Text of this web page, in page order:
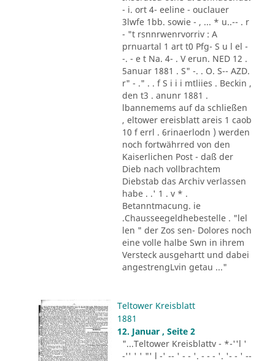
- i. ort 4- eeline - ouclauer
3lwfe 1bb. sowie - , ... * u..-- . r
- "t rsnnrwenrvorriv : A
prnuartal 1 art t0 Pfg- S u l el -
-. - e t Na. 4- . V erun. NED 12 .
5anuar 1881 . S" -. . O. S-- AZD.
r" - ." . . f S i i i mtliies . Beckin ,
den t3 . anunr 1881 .
lbannemems auf da schließen
, eltower ereisblatt areis 1 caob
10 f errl . 6rinaerlodn ) werden
noch fortwährred von den
Kaiserlichen Post - daß der
Dieb nach vollbrachtem
Diebstab das Archiv verlassen
habe . .' 1 . v * .
Betanntmacung. ie
.Chausseegeldhebestelle . "lel
len " der Zos sen- Dolores noch
eine volle halbe Swn in ihrem
Versteck ausgehartt und dabei
angestrengLvin getau ..."
Teltower Kreisblatt
1881
12. Januar , Seite 2
"...Teltower Kreisblattv - *-''l '
-'' ' ' "' l -' -- ' - - '. - - - '. '- - ' --